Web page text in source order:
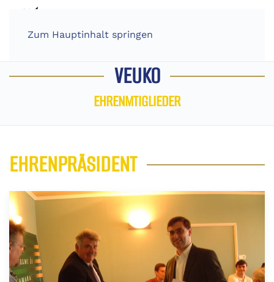
Zum Hauptinhalt springen
VEUKO
EHRENMTIGLIEDER
EHRENPRÄSIDENT